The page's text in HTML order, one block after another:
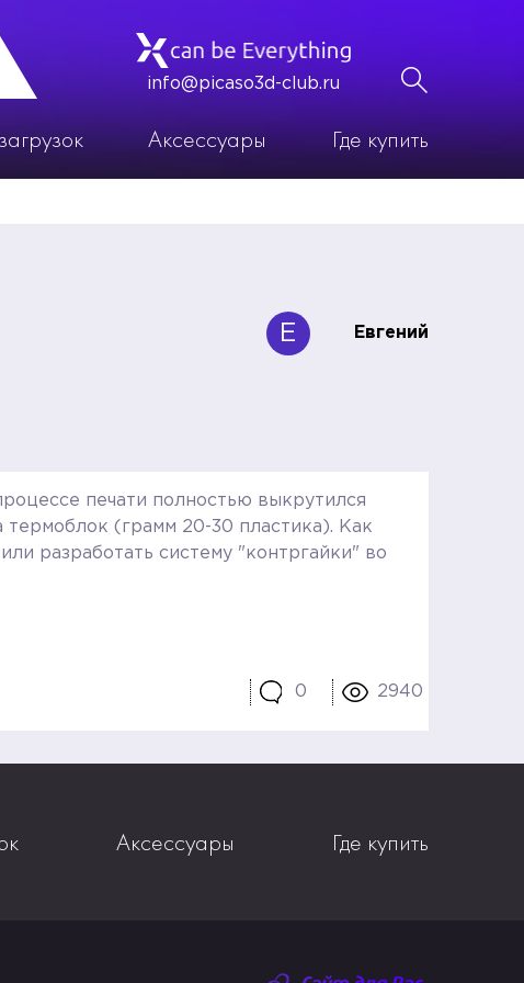
info@picaso3d-club.ru
Аксессуары Где купить
Е Евгений
печати полностью выкрутился
термоблок (грамм 20-30 пластика). Как
разработать систему "контргайки" во
0 2940
Аксессуары Где купить